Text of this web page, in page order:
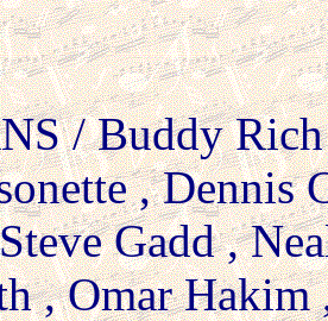
/ Buddy
, Dennis
Gadd ,
, Omar